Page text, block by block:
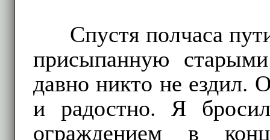
Спустя полчаса
присыпанную
давно никто не ездил.
и радостно. Я
ограждением в